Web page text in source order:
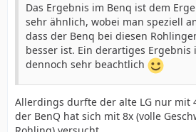
Das Ergebnis im Benq ist dem
sehr ähnlich, wobei man speziell
dass der Benq bei diesen
besser ist. Ein derartiges Ergebnis
dennoch sehr beachtlich
Allerdings durfte der alte LG nur mit
der BenQ hat sich mit 8x (volle